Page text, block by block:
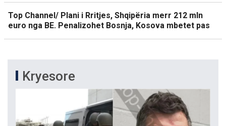
Top Channel/ Plani i Rritjes, Shqipëria merr 212 mln
euro nga BE. Penalizohet Bosnja, Kosova mbetet pas
Kryesore